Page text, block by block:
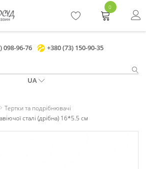
098-96-76 +380 (73) 150-90-35
UA
0
Тертки та подрібнювачі
сталі (дрібна) 16*5.5 см